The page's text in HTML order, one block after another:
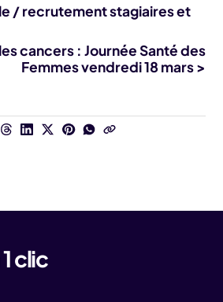
/ recrutement stagiaires et
cancers : Journée Santé des
Femmes vendredi 18 mars >
clic